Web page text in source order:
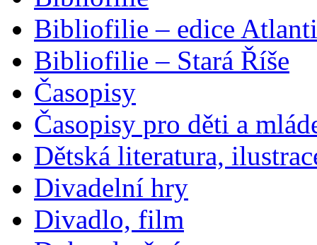
Bibliofilie – edice
Bibliofilie – Stará Říše
Časopisy
Časopisy pro děti a
Dětská literatura,
Divadelní hry
Divadlo, film